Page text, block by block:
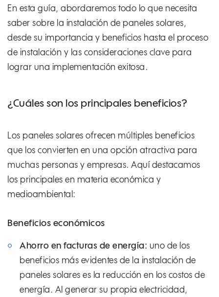
En esta guía, abordaremos todo lo que necesita
saber sobre la instalación de paneles solares,
desde su importancia y beneficios hasta el proceso
de instalación y las consideraciones clave para
lograr una implementación exitosa.
¿Cuáles son los principales beneficios?
Los paneles solares ofrecen múltiples beneficios
que los convierten en una opción atractiva para
muchas personas y empresas. Aquí destacamos
los principales en materia económica y
medioambiental:
Beneficios económicos
Ahorro en facturas de energía: uno de los
beneficios más evidentes de la instalación de
paneles solares es la reducción en los costos de
energía. Al generar su propia electricidad,